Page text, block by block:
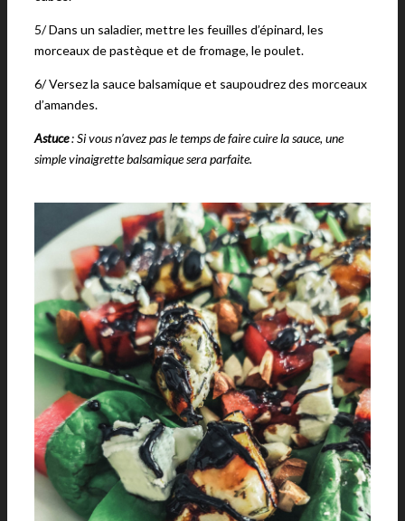
5/ Dans un saladier, mettre les feuilles d’épinard, les
morceaux de pastèque et de fromage, le poulet.
6/ Versez la sauce balsamique et saupoudrez des morceaux
d’amandes.
Astuce: Si vous n’avez pas le temps de faire cuire la sauce, une
simple vinaigrette balsamique sera parfaite.